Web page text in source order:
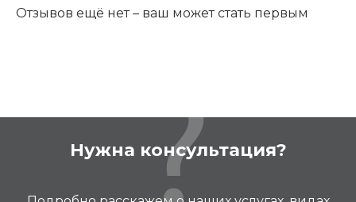
Отзывов ещё нет – ваш может стать первым
Нужна консультация?